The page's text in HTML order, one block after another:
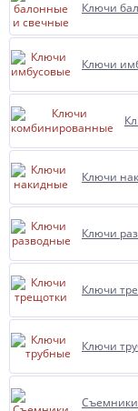
Ключи
Ключи
Ключи
Ключи
Ключи
Ключи
Съемники